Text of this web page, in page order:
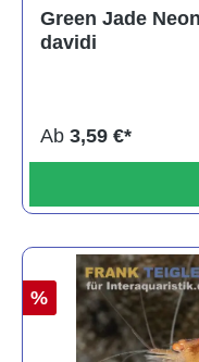
Green Jade
davidi
Ab 3,59 €*
%